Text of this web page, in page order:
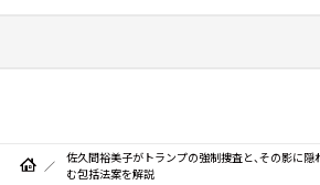
佐久間裕美子がトランプの強制捜査と、その影に
む包括法案を解説